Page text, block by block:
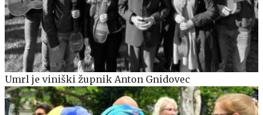
Umrl je viniški župnik Anton Gnidovec